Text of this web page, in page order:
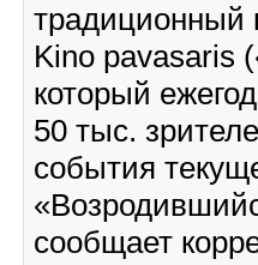
традиционный
Kino pavasaris
который
50 тыс.
события
сообщает